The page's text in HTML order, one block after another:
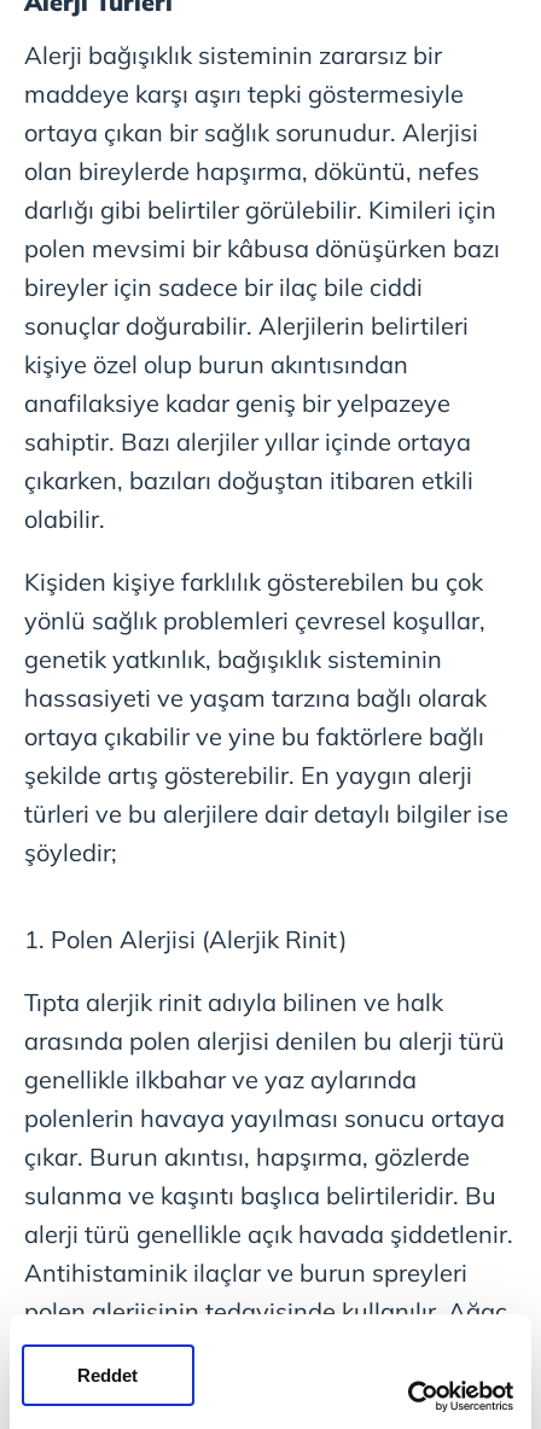
Reddet
Alerji bağışıklık sisteminin zararsız bir
maddeye karşı aşırı tepki göstermesiyle
ortaya çıkan bir sağlık sorunudur. Alerjisi
olan bireylerde hapşırma, döküntü, nefes
darlığı gibi belirtiler görülebilir. Kimileri için
polen mevsimi bir kâbusa dönüşürken bazı
bireyler için sadece bir ilaç bile ciddi
sonuçlar doğurabilir. Alerjilerin belirtileri
kişiye özel olup burun akıntısından
anafilaksiye kadar geniş bir yelpazeye
sahiptir. Bazı alerjiler yıllar içinde ortaya
çıkarken, bazıları doğuştan itibaren etkili
olabilir.
Kişiden kişiye farklılık gösterebilen bu çok
yönlü sağlık problemleri çevresel koşullar,
genetik yatkınlık, bağışıklık sisteminin
hassasiyeti ve yaşam tarzına bağlı olarak
ortaya çıkabilir ve yine bu faktörlere bağlı
şekilde artış gösterebilir. En yaygın alerji
türleri ve bu alerjilere dair detaylı bilgiler ise
şöyledir;
1. Polen Alerjisi (Alerjik Rinit)
Tıpta alerjik rinit adıyla bilinen ve halk
arasında polen alerjisi denilen bu alerji türü
genellikle ilkbahar ve yaz aylarında
polenlerin havaya yayılması sonucu ortaya
çıkar. Burun akıntısı, hapşırma, gözlerde
sulanma ve kaşıntı başlıca belirtileridir. Bu
alerji türü genellikle açık havada şiddetlenir.
Antihistaminik ilaçlar ve burun spreyleri
polen alerjisinin tedavisinde kullanılır. Ağaç,
çimen ve yabani ot polenleri alerjik rinitin
başlıca tetikleyicilerdir.